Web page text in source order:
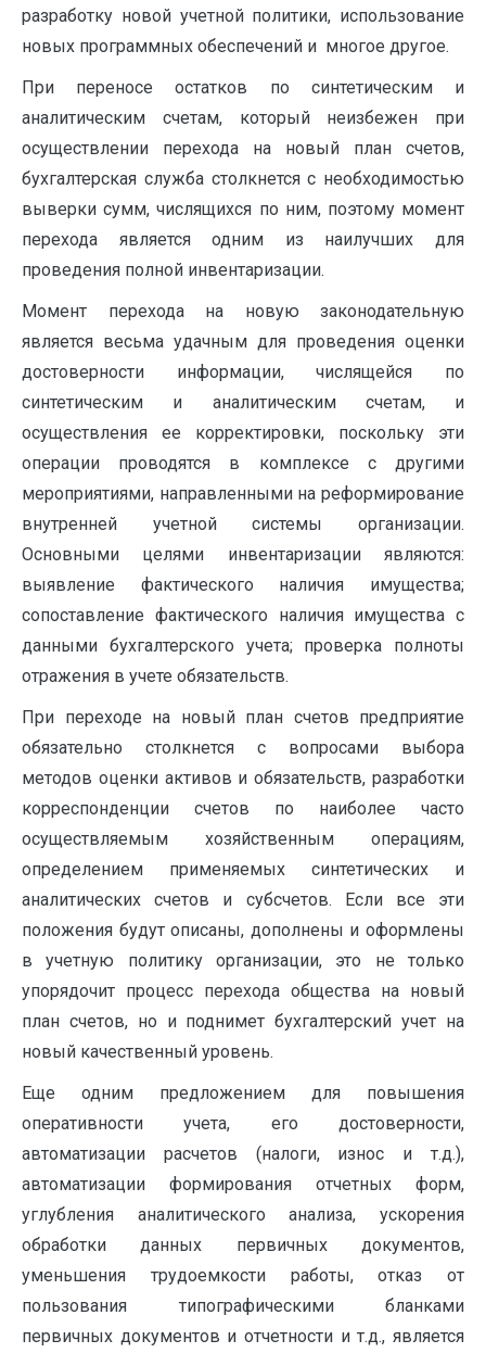
разработку новой учетной политики, использование
новых программных обеспечений и многое другое.
При переносе остатков по синтетическим и
аналитическим счетам, который неизбежен при
осуществлении перехода на новый план счетов,
бухгалтерская служба столкнется с необходимостью
выверки сумм, числящихся по ним, поэтому момент
перехода является одним из наилучших для
проведения полной инвентаризации.
Момент перехода на новую законодательную
является весьма удачным для проведения оценки
достоверности информации, числящейся по
синтетическим и аналитическим счетам, и
осуществления ее корректировки, поскольку эти
операции проводятся в комплексе с другими
мероприятиями, направленными на реформирование
внутренней учетной системы организации.
Основными целями инвентаризации являются:
выявление фактического наличия имущества;
сопоставление фактического наличия имущества с
данными бухгалтерского учета; проверка полноты
отражения в учете обязательств.
При переходе на новый план счетов предприятие
обязательно столкнется с вопросами выбора
методов оценки активов и обязательств, разработки
корреспонденции счетов по наиболее часто
осуществляемым хозяйственным операциям,
определением применяемых синтетических и
аналитических счетов и субсчетов. Если все эти
положения будут описаны, дополнены и оформлены
в учетную политику организации, это не только
упорядочит процесс перехода общества на новый
план счетов, но и поднимет бухгалтерский учет на
новый качественный уровень.
Еще одним предложением для повышения
оперативности учета, его достоверности,
автоматизации расчетов (налоги, износ и т.д.),
автоматизации формирования отчетных форм,
углубления аналитического анализа, ускорения
обработки данных первичных документов,
уменьшения трудоемкости работы, отказ от
пользования типографическими бланками
первичных документов и отчетности и т.д., является